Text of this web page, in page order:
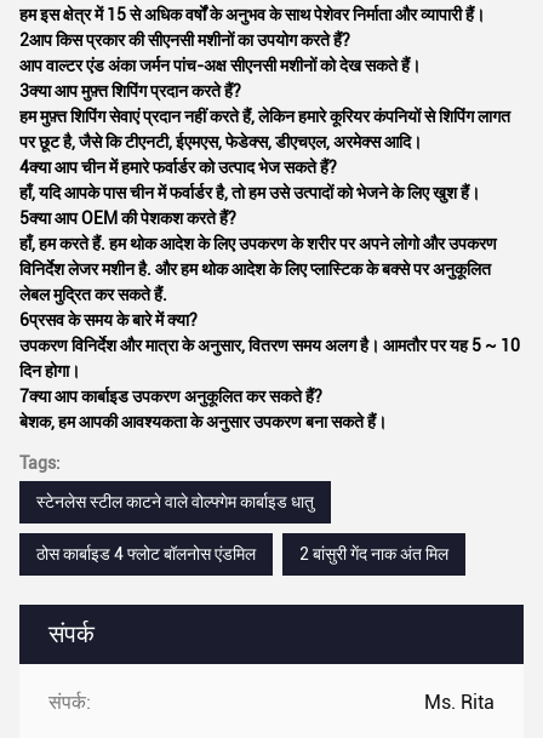
संपर्क
संपर्क: Ms. Rita
हम इस क्षेत्र में 15 से अधिक वर्षों के अनुभव के साथ पेशेवर निर्माता और व्यापारी हैं।
2आप किस प्रकार की सीएनसी मशीनों का उपयोग करते हैं?
आप वाल्टर एंड अंका जर्मन पांच-अक्ष सीएनसी मशीनों को देख सकते हैं।
3क्या आप मुफ़्त शिपिंग प्रदान करते हैं?
हम मुफ़्त शिपिंग सेवाएं प्रदान नहीं करते हैं, लेकिन हमारे कूरियर कंपनियों से शिपिंग लागत
पर छूट है, जैसे कि टीएनटी, ईएमएस, फेडेक्स, डीएचएल, अरमेक्स आदि।
4क्या आप चीन में हमारे फर्वार्डर को उत्पाद भेज सकते हैं?
हाँ, यदि आपके पास चीन में फर्वार्डर है, तो हम उसे उत्पादों को भेजने के लिए खुश हैं।
5क्या आप OEM की पेशकश करते हैं?
हाँ, हम करते हैं. हम थोक आदेश के लिए उपकरण के शरीर पर अपने लोगो और उपकरण
विनिर्देश लेजर मशीन है. और हम थोक आदेश के लिए प्लास्टिक के बक्से पर अनुकूलित
लेबल मुद्रित कर सकते हैं.
6प्रसव के समय के बारे में क्या?
उपकरण विनिर्देश और मात्रा के अनुसार, वितरण समय अलग है। आमतौर पर यह 5 ~ 10
दिन होगा।
7क्या आप कार्बाइड उपकरण अनुकूलित कर सकते हैं?
बेशक, हम आपकी आवश्यकता के अनुसार उपकरण बना सकते हैं।
Tags:
स्टेनलेस स्टील काटने वाले वोल्फ्गेम कार्बाइड धातु
ठोस कार्बाइड 4 फ्लोट बॉलनोस एंडमिल 2 बांसुरी गेंद नाक अंत मिल